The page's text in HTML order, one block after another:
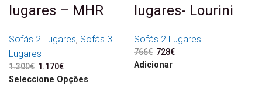
lugares – MHR
Sofás 2 Lugares, Sofás 3
Lugares
1.300€ O preço original era:
1.300€.
1.170€
1.170€.
Seleccione Opções
lugares- Lourini
Sofás 2 Lugares
766€ O preço original era:
766€.
728€
Adicionar